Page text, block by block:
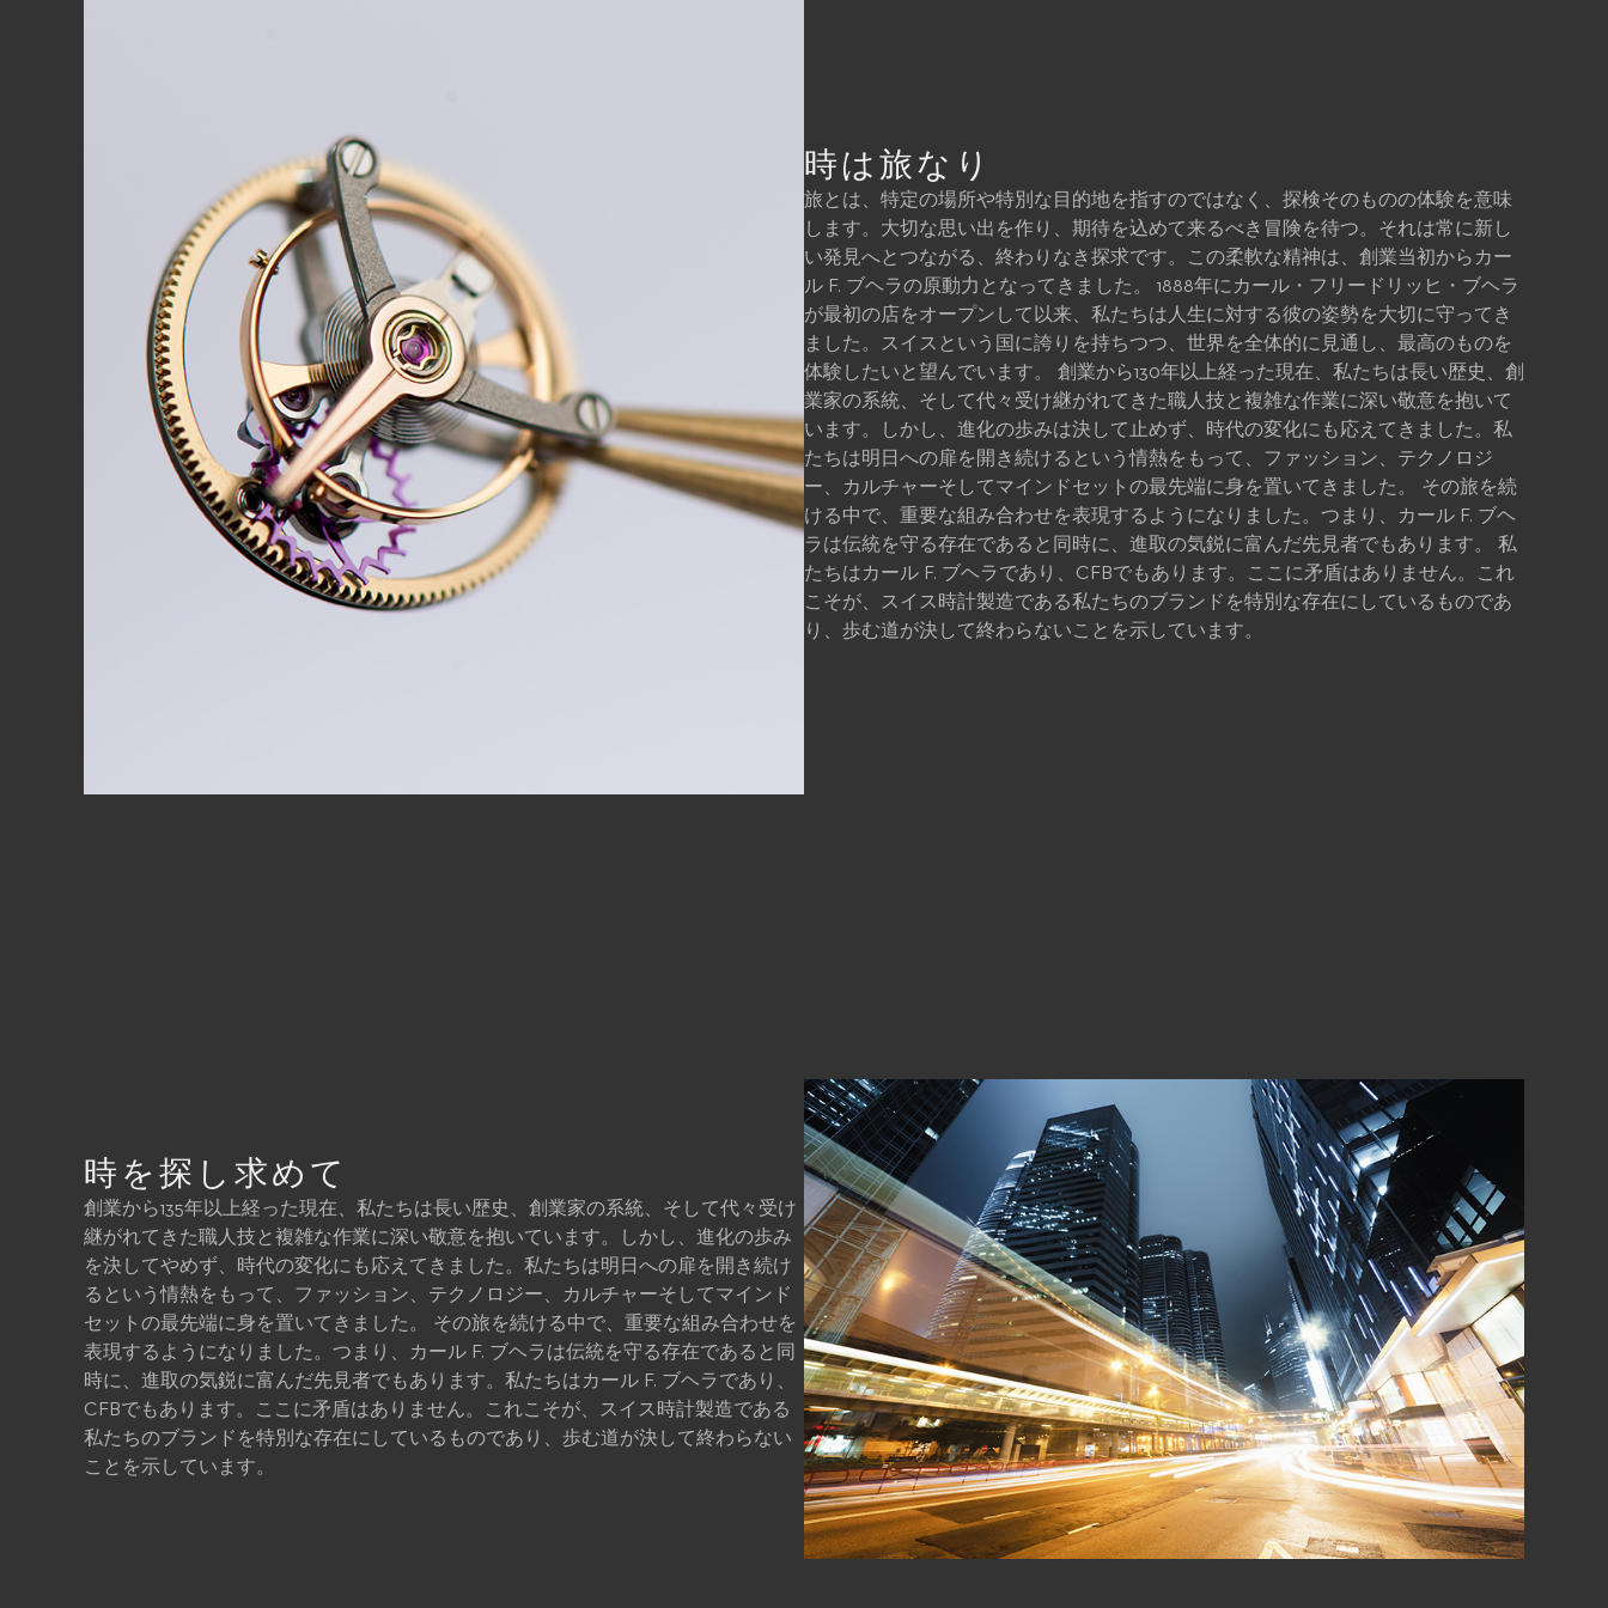
時は旅なり
旅とは、特定の場所や特別な目的地を指すのではなく、探検そのものの体験を意味
します。大切な思い出を作り、期待を込めて来るべき冒険を待つ。それは常に新し
い発見へとつながる、終わりなき探求です。この柔軟な精神は、創業当初からカー
ル F. ブヘラの原動力となってきました。 1888年にカール・フリードリッヒ・ブヘラ
が最初の店をオープンして以来、私たちは人生に対する彼の姿勢を大切に守ってき
ました。スイスという国に誇りを持ちつつ、世界を全体的に見通し、最高のものを
体験したいと望んでいます。 創業から130年以上経った現在、私たちは長い歴史、創
業家の系統、そして代々受け継がれてきた職人技と複雑な作業に深い敬意を抱いて
います。しかし、進化の歩みは決して止めず、時代の変化にも応えてきました。私
たちは明日への扉を開き続けるという情熱をもって、ファッション、テクノロジ
ー、カルチャーそしてマインドセットの最先端に身を置いてきました。 その旅を続
ける中で、重要な組み合わせを表現するようになりました。つまり、カール F. ブヘ
ラは伝統を守る存在であると同時に、進取の気鋭に富んだ先見者でもあります。 私
たちはカール F. ブヘラであり、CFBでもあります。ここに矛盾はありません。これ
こそが、スイス時計製造である私たちのブランドを特別な存在にしているものであ
り、歩む道が決して終わらないことを示しています。
時を探し求めて
創業から135年以上経った現在、私たちは長い歴史、創業家の系統、そして代々受け
継がれてきた職人技と複雑な作業に深い敬意を抱いています。しかし、進化の歩み
を決してやめず、時代の変化にも応えてきました。私たちは明日への扉を開き続け
るという情熱をもって、ファッション、テクノロジー、カルチャーそしてマインド
セットの最先端に身を置いてきました。 その旅を続ける中で、重要な組み合わせを
表現するようになりました。つまり、カール F. ブヘラは伝統を守る存在であると同
時に、進取の気鋭に富んだ先見者でもあります。私たちはカール F. ブヘラであり、
CFBでもあります。ここに矛盾はありません。これこそが、スイス時計製造である
私たちのブランドを特別な存在にしているものであり、歩む道が決して終わらない
ことを示しています。